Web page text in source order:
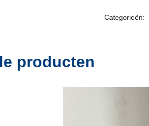
Categorieën:
producten